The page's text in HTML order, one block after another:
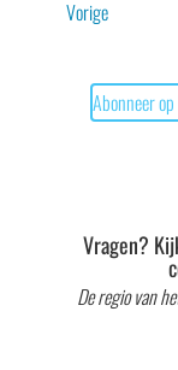
datum.
VorigeEvenementen
Abonneer
Vragen?
De regio van